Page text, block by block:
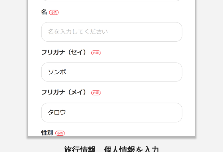
旅行情報、個人情報を入力